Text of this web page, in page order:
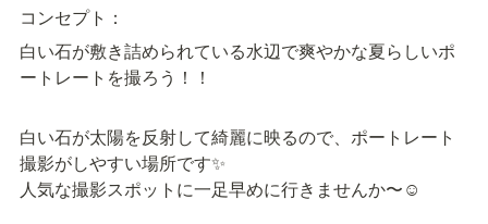
コンセプト：
白い石が敷き詰められている水辺で爽やかな夏らしいポ
ートレートを撮ろう！！
白い石が太陽を反射して綺麗に映るので、ポートレート
撮影がしやすい場所です✨
人気な撮影スポットに一足早めに行きませんか〜☺️